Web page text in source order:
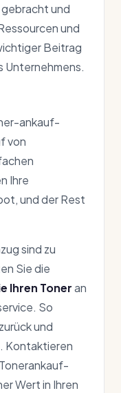
und
und
Beitrag
Unternehmens.
ankauf-
von
Ihre
und der Rest
sind zu
Sie die
Ihren Toneran
So
und
Kontaktieren
Wert in Ihren